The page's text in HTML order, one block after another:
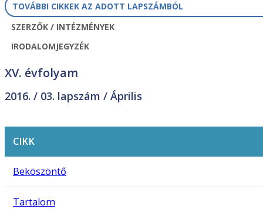
TOVÁBBI CIKKEK AZ ADOTT LAPSZÁMBÓL
SZERZŐK / INTÉZMÉNYEK
IRODALOMJEGYZÉK
XV. évfolyam
2016. / 03. lapszám / Április
CIKK
Beköszöntő
Tartalom